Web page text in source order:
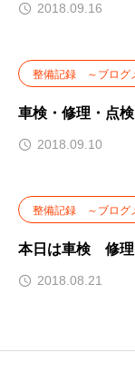
2018.09.16
整備記録 ～ブログ
車検・修理・点
2018.09.10
整備記録 ～ブログ
本日は車検 修理
2018.08.21